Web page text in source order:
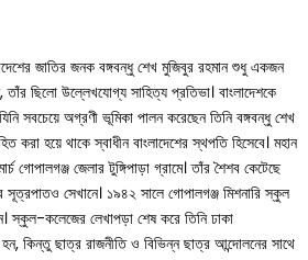
জাতির জনক বঙ্গবন্ধু শেখ মুজিবুর রহমান শুধু একজন
ছিলো উল্লেখযোগ্য সাহিত্য প্রতিভা। বাংলাদেশকে
সবচেয়ে অগ্রণী ভূমিকা পালন করেছেন তিনি বঙ্গবন্ধু শেখ
করা হয়ে থাকে স্বাধীন বাংলাদেশের স্থপতি হিসেবে। মহান
গোপালগঞ্জ জেলার টুঙ্গিপাড়া গ্রামে। তাঁর শৈশব কেটেছে
সূত্রপাতও সেখানে। ১৯৪২ সালে গোপালগঞ্জ মিশনারি স্কুল
স্কুল-কলেজের লেখাপড়া শেষ করে তিনি ঢাকা
কিন্তু ছাত্র রাজনীতি ও বিভিন্ন ছাত্র আন্দোলনের সাথে